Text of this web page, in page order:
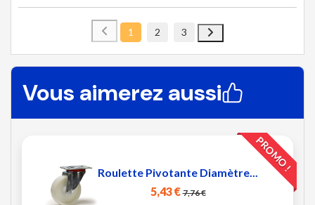
1 2 3
Vous aimerez aussi
Roulette Pivotante Diamètre...
5,43 €7,76 €
PROMO !